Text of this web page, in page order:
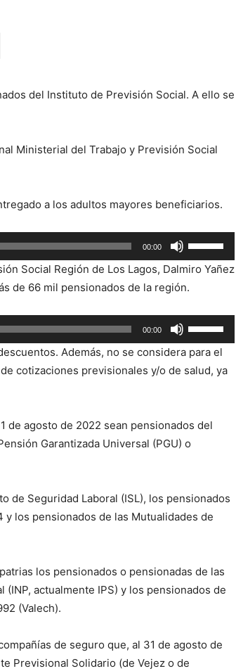
del Instituto de Previsión Social. A ello se
Ministerial del Trabajo y Previsión Social
a los adultos mayores beneficiarios.
00:00
las
teclas
de
flecha
arriba/abajo
para
aumentar
el
volumen.
Social Región de Los Lagos, Dalmiro Yañez
de 66 mil pensionados de la región.
00:00
las
teclas
de
para
aumentar
el
volumen.
Además, no se considera para el
cotizaciones previsionales y/o de salud, ya
de agosto de 2022 sean pensionados del
Garantizada Universal (PGU) o
de Seguridad Laboral (ISL), los pensionados
y los pensionados de las Mutualidades de
los pensionados o pensionadas de las
actualmente IPS) y los pensionados de
(Valech).
de seguro que, al 31 de agosto de
Previsional Solidario (de Vejez o de